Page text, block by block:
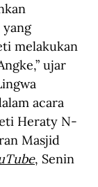
melakukan
ujar
acara
Heraty N-
Masjid
, Senin